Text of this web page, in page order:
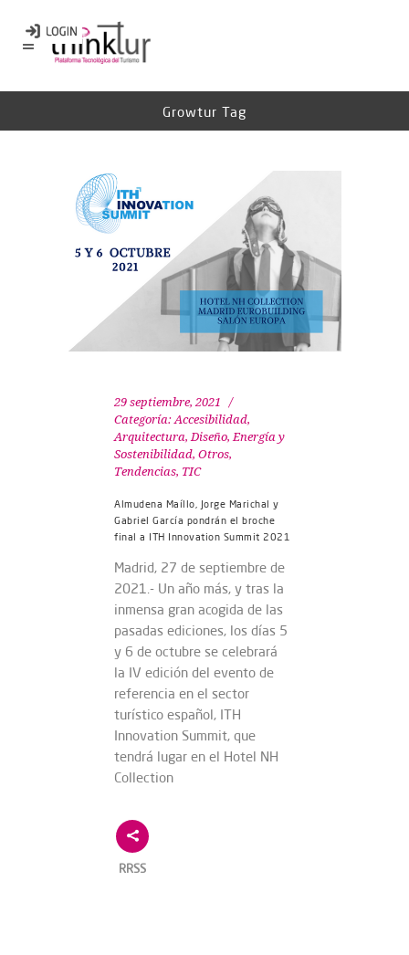
Growtur Tag
29 septiembre, 2021
Categoría: Accesibilidad,
Arquitectura, Diseño, Energía y
Sostenibilidad, Otros,
Tendencias, TIC
Almudena Maíllo, Jorge Marichal y
Gabriel García pondrán el broche
final a ITH Innovation Summit 2021
Madrid, 27 de septiembre de
2021.- Un año más, y tras la
inmensa gran acogida de las
pasadas ediciones, los días 5
y 6 de octubre se celebrará
la IV edición del evento de
referencia en el sector
turístico español, ITH
Innovation Summit, que
tendrá lugar en el Hotel NH
Collection
RRSS